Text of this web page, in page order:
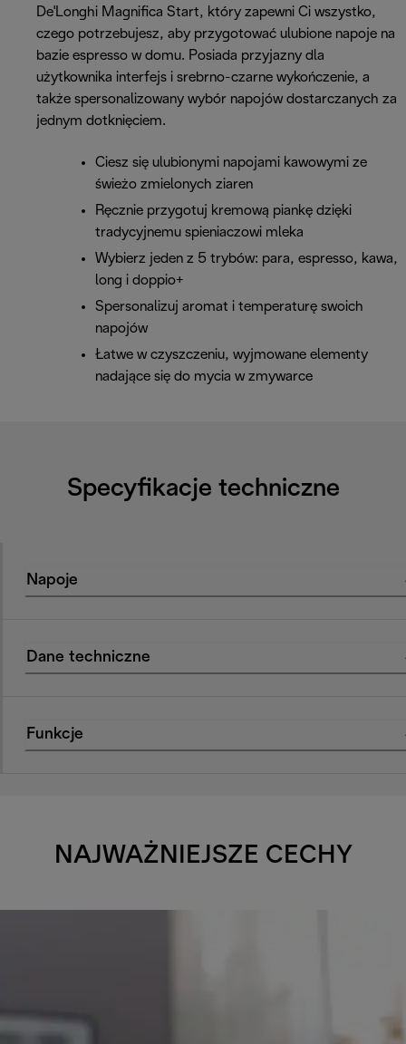
De'Longhi Magnifica Start, który zapewni Ci wszystko,
czego potrzebujesz, aby przygotować ulubione napoje na
bazie espresso w domu. Posiada przyjazny dla
użytkownika interfejs i srebrno-czarne wykończenie, a
także spersonalizowany wybór napojów dostarczanych za
jednym dotknięciem.
Ciesz się ulubionymi napojami kawowymi ze
świeżo zmielonych ziaren
Ręcznie przygotuj kremową piankę dzięki
tradycyjnemu spieniaczowi mleka
Wybierz jeden z 5 trybów: para, espresso, kawa,
long i doppio+
Spersonalizuj aromat i temperaturę swoich
napojów
Łatwe w czyszczeniu, wyjmowane elementy
nadające się do mycia w zmywarce
Specyfikacje techniczne
Napoje
Dane techniczne
Funkcje
NAJWAŻNIEJSZE CECHY